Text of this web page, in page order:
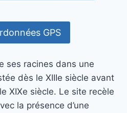
GPS
ses racines dans une
dès le XIIIe siècle avant
XIXe siècle. Le site recèle
la présence d’une